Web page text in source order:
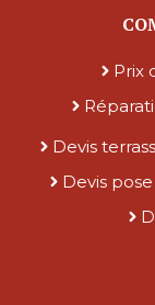
Prix
Devis
Devis